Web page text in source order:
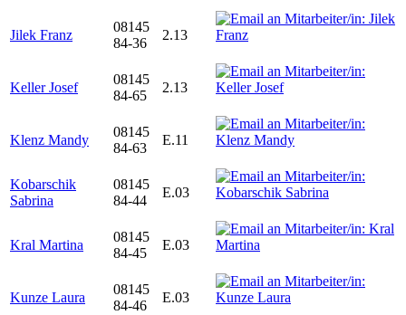
Jilek Franz
08145
84-36
2.13
Keller Josef
08145
84-65
2.13
Klenz Mandy
08145
84-63
E.11
Kobarschik
Sabrina
08145
84-44
E.03
Kral Martina
08145
84-45
E.03
Kunze Laura
08145
84-46
E.03